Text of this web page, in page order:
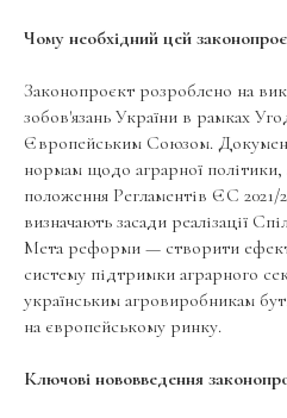
Чому необхідний цей
Законопроєкт розроблено на
зобов'язань України в рамках
Європейським Союзом.
нормам щодо аграрної політики,
положення Регламентів ЄС 2021/
визначають засади реалізації
Мета реформи — створити
систему підтримки аграрного
українським агровиробникам
на європейському ринку.
Ключові нововведення